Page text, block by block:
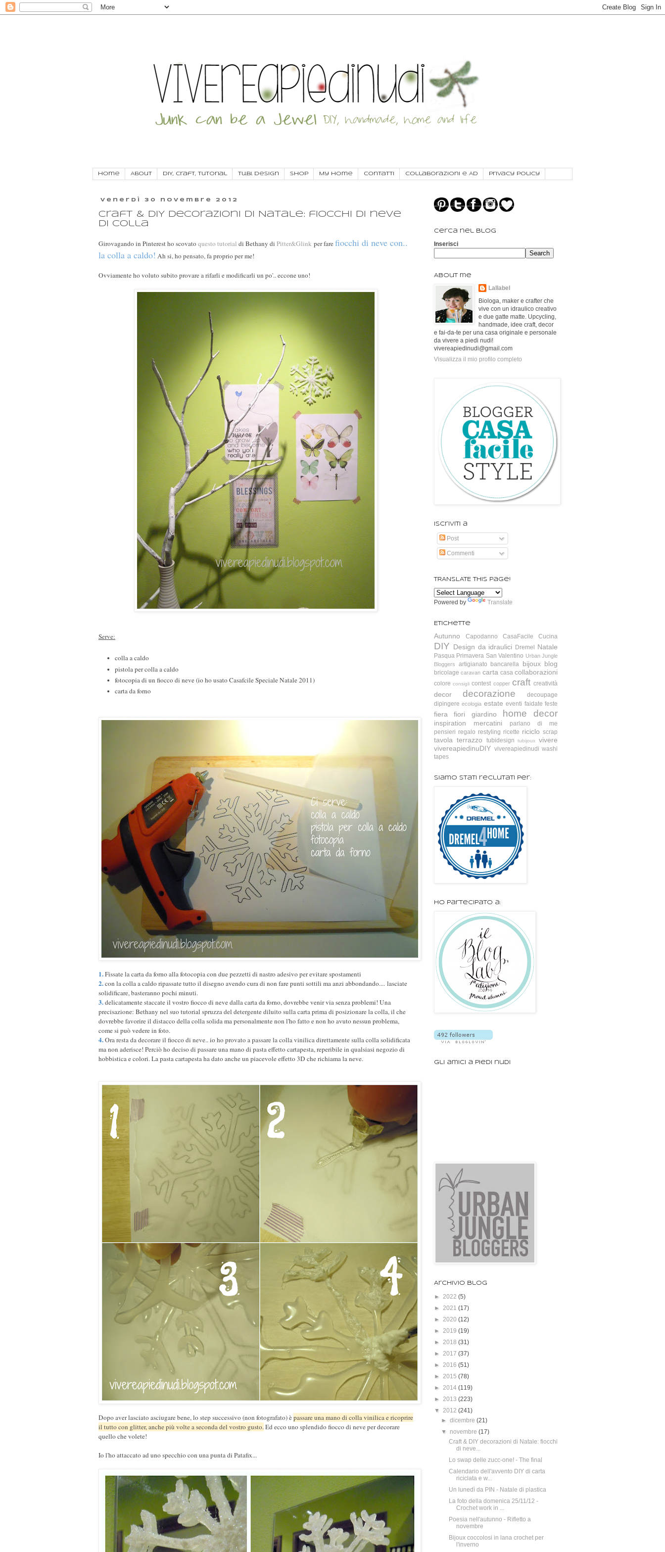
Home About DIY, craft, tutorial Tu.Bi. Design SHOP My Home Contatti Collaborazioni e AD Privacy Policy
venerdì 30 novembre 2012
Craft & DIY decorazioni di Natale: fiocchi di neve
di colla
Girovagando in Pinterest ho scovato questo tutorial di Bethany di Pitter&Glink per farefiocchi di neve con..
la colla a caldo! Ah si, ho pensato, fa proprio per me!
Ovviamente ho voluto subito provare a rifarli e modificarli un po'.. eccone uno!
Serve:
colla a caldo
pistola per colla a caldo
fotocopia di un fiocco di neve (io ho usato Casafcile Speciale Natale 2011)
carta da forno
1.Fissate la carta da forno alla fotocopia con due pezzetti di nastro adesivo per evitare spostamenti
2.con la colla a caldo ripassate tutto il disegno avendo cura di non fare punti sottili ma anzi abbondando.... lasciate
solidificare, basteranno pochi minuti.
3.delicatamente staccate il vostro fiocco di neve dalla carta da forno, dovrebbe venir via senza problemi! Una
precisazione: Bethany nel suo tutorial spruzza del detergente diluito sulla carta prima di posizionare la colla, il che
dovrebbe favorire il distacco della colla solida ma personalmente non l'ho fatto e non ho avuto nessun problema,
come si può vedere in foto.
4.Ora resta da decorare il fiocco di neve.. io ho provato a passare la colla vinilica direttamente sulla colla solidificata
ma non aderisce! Perciò ho deciso di passare una mano di pasta effetto cartapesta, reperibile in qualsiasi negozio di
hobbistica e colori. La pasta cartapesta ha dato anche un piacevole effetto 3D che richiama la neve.
Dopo aver lasciato asciugare bene, lo step successivo (non fotografato) èpassare una mano di colla vinilica e ricoprire
il tutto con glitter, anche più volte a seconda del vostro gusto.Ed ecco uno splendido fiocco di neve per decorare
quello che volete!
Io l'ho attaccato ad uno specchio con una punta di Patafix...
Cerca nel blog
Inserisci
About me
Lallabel
Biologa, maker e crafter che
vive con un idraulico creativo
e due gatte matte. Upcycling,
handmade, idee craft, decor
e fai-da-te per una casa originale e personale
da vivere a piedi nudi!
vivereapiedinudi@gmail.com
Visualizza il mio profilo completo
Iscriviti a
Post
Commenti
TRANSLATE this page!
Powered by Translate
Etichette
Autunno Capodanno CasaFacile Cucina
DIY Design da idraulici Dremel Natale
Pasqua Primavera San Valentino Urban Jungle
Bloggers
artigianato bancarella bijoux blog
bricolage caravan carta casa collaborazioni
colore consigli contest copper craft creatività
decor decorazione
decoupage
dipingere ecologia estate eventi faidate feste
fiera fiori giardino home decor
inspiration mercatini
parlano di me
pensieri regalo restyling ricette riciclo scrap
tavola terrazzo tubidesign tubijoux
vivere
vivereapiedinuDIY vivereapiedinudi washi
tapes
Siamo stati reclutati per:
Ho partecipato a:
Gli amici a piedi nudi
Archivio blog
► 2022 (5)
► 2021 (17)
► 2020 (12)
► 2019 (19)
► 2018 (31)
► 2017 (37)
► 2016 (51)
► 2015 (78)
► 2014 (119)
► 2013 (223)
▼ 2012 (241)
►dicembre(21)
▼ novembre(17)
Craft & DIY decorazioni di Natale: fiocchi
di neve...
Lo swap delle zucc-one! - The final
Calendario dell'avvento DIY di carta
riciclata e w...
Un lunedì da PIN - Natale di plastica
La foto della domenica 25/11/12 -
Crochet work in ...
Poesia nell'autunno - Rifletto a
novembre
Bijoux coccolosi in lana crochet per
l'inverno